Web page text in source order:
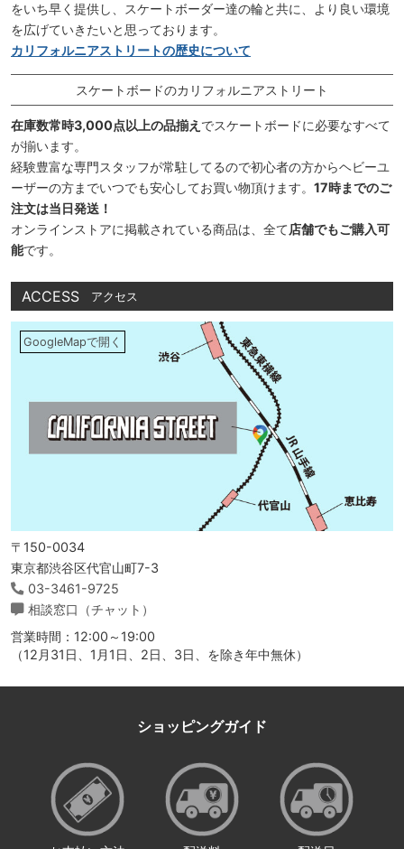
をいち早く提供し、スケートボーダー達の輪と共に、より良い環境
を広げていきたいと思っております。
カリフォルニアストリートの歴史について
スケートボードのカリフォルニアストリート
在庫数常時3,000点以上の品揃え でスケートボードに必要なすべて
が揃います。
経験豊富な専門スタッフが常駐してるので初心者の方からヘビーユ
ーザーの方までいつでも安心してお買い物頂けます。 17時までのご
注文は当日発送！
オンラインストアに掲載されている商品は、全て店舗でもご購入可
能です。
ACCESS アクセス
GoogleMapで開く
〒150-0034
東京都渋谷区代官山町7-3
03-3461-9725
相談窓口（チャット）
営業時間：12:00～19:00
（12月31日、1月1日、2日、3日、を除き年中無休）
ショッピングガイド